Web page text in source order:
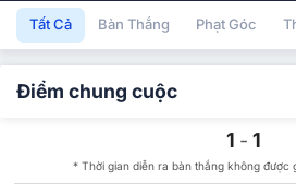
Tất Cả Bàn Thắng Phạt Góc
Điểm chung cuộc
1 - 1
* Thời gian diễn ra bàn thắng không được